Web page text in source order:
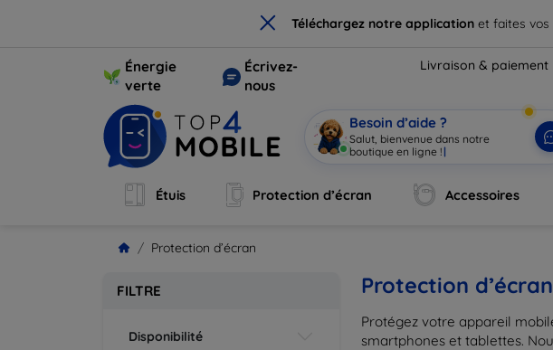
× Téléchargez notre application et faites vos
Énergie
verte
Écrivez-
nous
Livraison & paiement
Besoin d’aide ?
Salut, bienvenue dans notre
boutique en ligne !|
Étuis Protection d’écran Accessoires
Protection d’écran
FILTRE
Disponibilité
Protection d’écran
Protégez votre appareil
smartphones et tablettes.